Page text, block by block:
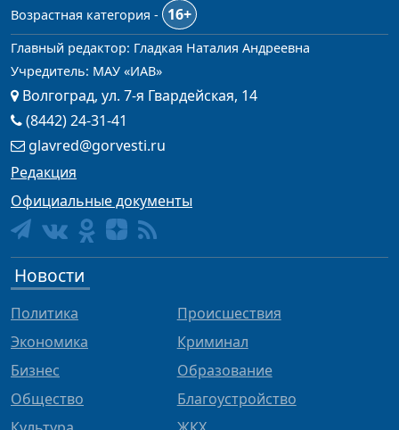
Возрастная категория -
16+
Главный редактор: Гладкая Наталия Андреевна
Учредитель: МАУ «ИАВ»
Волгоград, ул. 7-я Гвардейская, 14
(8442) 24-31-41
glavred@gorvesti.ru
Редакция
Официальные документы
Новости
Политика
Экономика
Бизнес
Общество
Происшествия
Криминал
Образование
Благоустройство